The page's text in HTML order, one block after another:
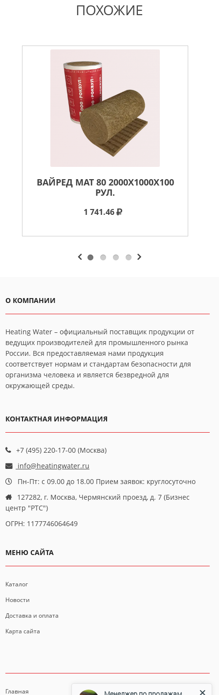
ПОХОЖИЕ
ВАЙРЕД МАТ 80 2000X1000X100
РУЛ.
1 741.46
О КОМПАНИИ
Heating Water – официальный поставщик продукции от
ведущих производителей для промышленного рынка
России. Вся предоставляемая нами продукция
соответствует нормам и стандартам безопасности для
организма человека и является безвредной для
окружающей среды.
КОНТАКТНАЯ ИНФОРМАЦИЯ
+7 (495) 220-17-00 (Москва)
info@heatingwater.ru
Пн-Пт: с 09.00 до 18.00 Прием заявок: круглосуточно
127282, г. Москва, Чермянский проезд, д. 7 (Бизнес
центр "РТС")
ОГРН: 1177746064649
МЕНЮ САЙТА
Каталог
Новости
Доставка и оплата
Карта сайта
Главная